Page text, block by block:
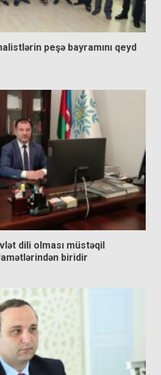
peşə bayramını qeyd
dili olması müstəqil
biridir